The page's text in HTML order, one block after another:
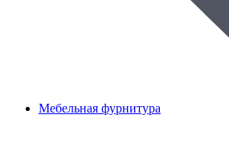
Мебельная фурнитура